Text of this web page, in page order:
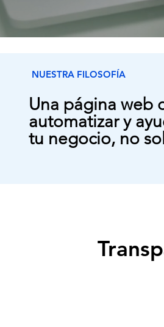
NUESTRA FILOSOFÍA
Una página web
automatizar y
tu negocio, no